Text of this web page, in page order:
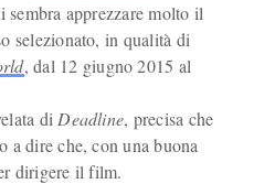
apprezzare molto il
selezionato, in qualità di
, dal 12 giugno 2015 al
di Deadline, precisa che
a dire che, con una buona
dirigere il film.